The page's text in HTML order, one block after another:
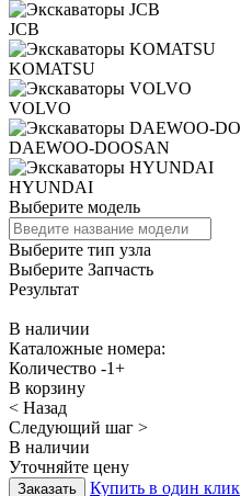
JCB
KOMATSU
VOLVO
DAEWOO-DOOSAN
HYUNDAI
Выберите модель
Выберите тип узла
Выберите Запчасть
Результат
В наличии
Каталожные номера:
Количество -1+
В корзину
< Назад
Следующий шаг >
В наличии
Уточняйте цену
Купить в один клик